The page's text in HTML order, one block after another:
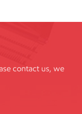
contact us, we